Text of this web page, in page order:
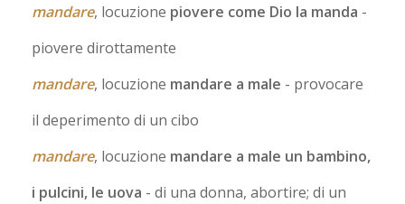
mandare, locuzione piovere come Dio la manda -
piovere dirottamente
mandare, locuzione mandare a male - provocare
il deperimento di un cibo
mandare, locuzione mandare a male un bambino,
i pulcini, le uova - di una donna, abortire; di un